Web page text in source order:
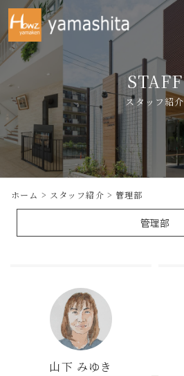
STAFF
スタッフ紹介
ホーム スタッフ紹介 管理部
山下 みゆき